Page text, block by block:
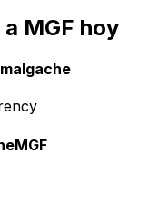
MGF hoy
MGF